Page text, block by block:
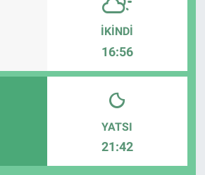
İKINDI
16:56
YATSI
21:42